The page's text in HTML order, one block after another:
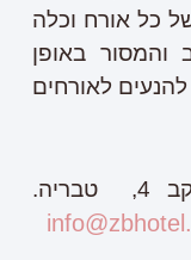
כל אורח וכלה
והמסור באופן
לאורחים
'ציפורי בכנרת', רחוב אוהל יעקב 4, טבריה.